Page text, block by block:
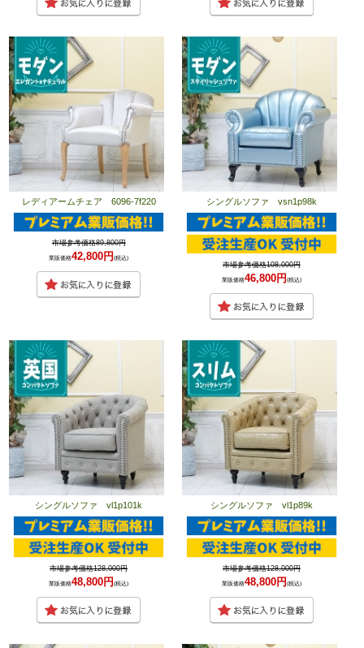
レディアームチェア 6096-7f220
市場参考価格89,800円
業販価格42,800円(税込)
シングルソファ vsn1p98k
市場参考価格108,000円
業販価格46,800円 (税込)
シングルソファ vl1p101k
市場参考価格128,000円
業販価格48,800円(税込)
シングルソファ vl1p89k
市場参考価格128,000円
業販価格48,800円 (税込)